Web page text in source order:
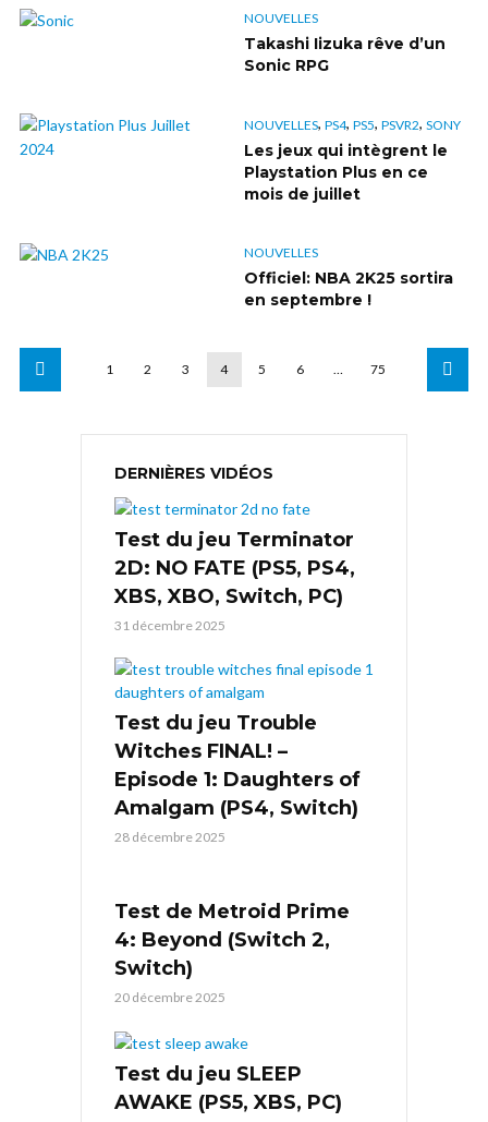
NOUVELLES
Takashi Iizuka rêve d’un
Sonic RPG
NOUVELLES, PS4, PS5, PSVR2, SONY
Les jeux qui intègrent le
Playstation Plus en ce
mois de juillet
NOUVELLES
Officiel: NBA 2K25 sortira
en septembre !
1 2 3 4 5 6 … 75
DERNIÈRES VIDÉOS
Test du jeu Terminator
2D: NO FATE (PS5, PS4,
XBS, XBO, Switch, PC)
31 décembre 2025
Test du jeu Trouble
Witches FINAL! –
Episode 1: Daughters of
Amalgam (PS4, Switch)
28 décembre 2025
Test de Metroid Prime
4: Beyond (Switch 2,
Switch)
20 décembre 2025
Test du jeu SLEEP
AWAKE (PS5, XBS, PC)